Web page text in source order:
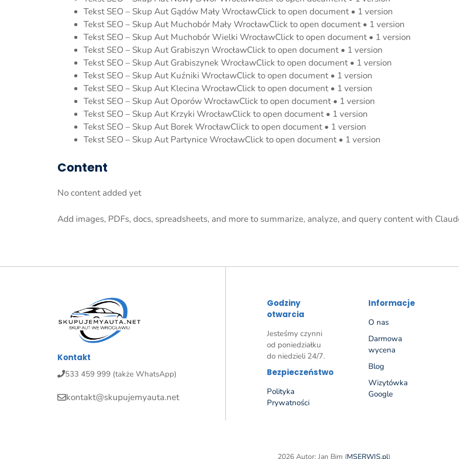
Tekst SEO – Skup Aut Gądów Mały WrocławClick to open document • 1 version
Tekst SEO – Skup Aut Muchobór Mały WrocławClick to open document • 1 version
Tekst SEO – Skup Aut Muchobór Wielki WrocławClick to open document • 1 version
Tekst SEO – Skup Aut Grabiszyn WrocławClick to open document • 1 version
Tekst SEO – Skup Aut Grabiszynek WrocławClick to open document • 1 version
Tekst SEO – Skup Aut Kuźniki WrocławClick to open document • 1 version
Tekst SEO – Skup Aut Klecina WrocławClick to open document • 1 version
Tekst SEO – Skup Aut Oporów WrocławClick to open document • 1 version
Tekst SEO – Skup Aut Krzyki WrocławClick to open document • 1 version
Tekst SEO – Skup Aut Borek WrocławClick to open document • 1 version
Tekst SEO – Skup Aut Partynice WrocławClick to open document • 1 version
Content
No content added yet
Add images, PDFs, docs, spreadsheets, and more to summarize, analyze, and query content with
Kontakt
533 459 999 (także WhatsApp)
kontakt@skupujemyauta.net
Godziny
otwarcia
Jesteśmy czynni
od poniedziałku
do niedzieli 24/7.
Bezpieczeństwo
Polityka
Prywatności
Informacje
O nas
Darmowa
wycena
Blog
Wizytówka
Google
2026 Autor: Jan Bim (MSERWIS.pl)